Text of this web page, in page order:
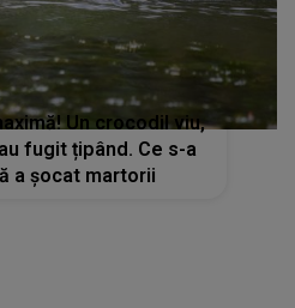
Un crocodil viu,
fugit țipând. Ce s-a
a șocat martorii